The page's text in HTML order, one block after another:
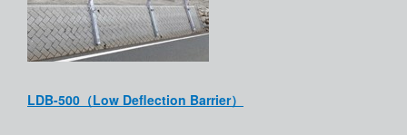
LDB-500（Low Deflection Barrier）